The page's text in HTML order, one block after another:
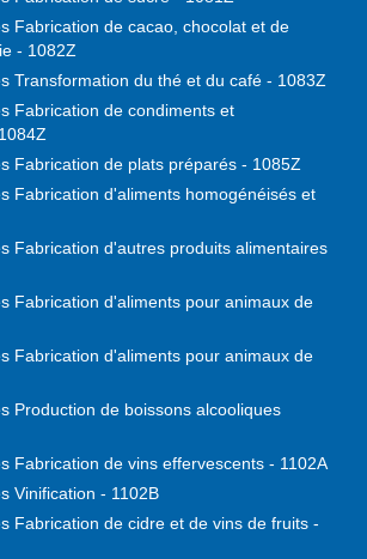
Fabrication de cacao, chocolat et de
- 1082Z
Transformation du thé et du café - 1083Z
Fabrication de condiments et
Fabrication de plats préparés - 1085Z
Fabrication d'aliments homogénéisés et
Fabrication d'autres produits alimentaires
Fabrication d'aliments pour animaux de
Fabrication d'aliments pour animaux de
Production de boissons alcooliques
Fabrication de vins effervescents - 1102A
Vinification - 1102B
Fabrication de cidre et de vins de fruits -